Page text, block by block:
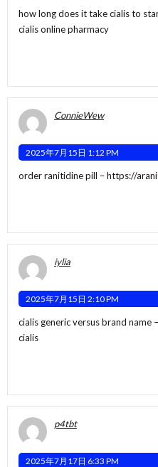
how long does it take cialis to
cialis online pharmacy
ConnieWew
2025年7月15日 1:12 PM
order ranitidine pill –https://
iylia
2025年7月15日 2:10 PM
cialis generic versus brand name –
cialis
p4tbt
2025年7月17日 6:33 PM